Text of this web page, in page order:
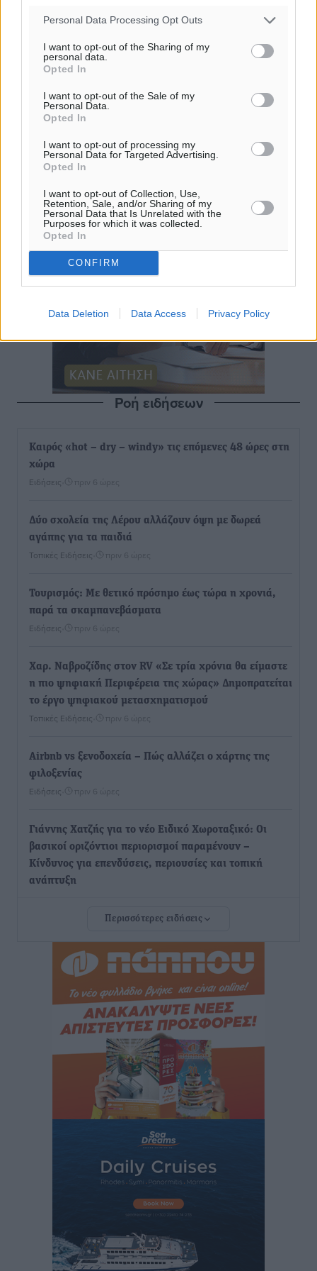
Personal Data Processing Opt Outs
I want to opt-out of the Sharing of my
personal data.
Opted In
I want to opt-out of the Sale of my
Personal Data.
Opted In
I want to opt-out of processing my
Personal Data for Targeted Advertising.
Opted In
I want to opt-out of Collection, Use,
Retention, Sale, and/or Sharing of my
Personal Data that Is Unrelated with the
Purposes for which it was collected.
Opted In
CONFIRM
Data Deletion Data Access Privacy Policy
Ροή ειδήσεων
Καιρός «hot – dry – windy» τις επόμενες 48 ώρες στη
χώρα
Ειδήσεις πριν 6 ώρες
Δύο σχολεία της Λέρου αλλάζουν όψη με δωρεά
αγάπης για τα παιδιά
Τοπικές Ειδήσεις πριν 6 ώρες
Τουρισμός: Με θετικό πρόσημο έως τώρα η χρονιά,
παρά τα σκαμπανεβάσματα
Ειδήσεις πριν 6 ώρες
Χαρ. Ναβροζίδης στον RV «Σε τρία χρόνια θα είμαστε
η πιο ψηφιακή Περιφέρεια της χώρας» Δημοπρατείται
το έργο ψηφιακού μετασχηματισμού
Τοπικές Ειδήσεις πριν 6 ώρες
Airbnb vs ξενοδοχεία – Πώς αλλάζει ο χάρτης της
φιλοξενίας
Ειδήσεις πριν 6 ώρες
Γιάννης Χατζής για το νέο Ειδικό Χωροταξικό: Οι
βασικοί οριζόντιοι περιορισμοί παραμένουν –
Κίνδυνος για επενδύσεις, περιουσίες και τοπική
ανάπτυξη
δεν υπάρχουν περιθώρια εφησυχασμού
Ειδήσεις• πριν 7 ώρες
Στον Άγιο Νικόλαο Χάλκης ανοίγει ξανά το
ανανεωμένο εκκλησιαστικό μουσείο από τη Λέσχη
πριν 7 ώρες
Ρόδος: «Βουλιάζει» από τουρίστες – Πάνω από 1 εκατ.
επιβάτες και 55 κρουαζιερόπλοια
πριν 7 ώρες
Γ’ Εθνική Κατηγορία: Οι ημερομηνίες των
Συνελήφθησαν δύο άτομα στην Κάρπαθο για άγρα
πελατών
Περισσότερες ειδήσεις